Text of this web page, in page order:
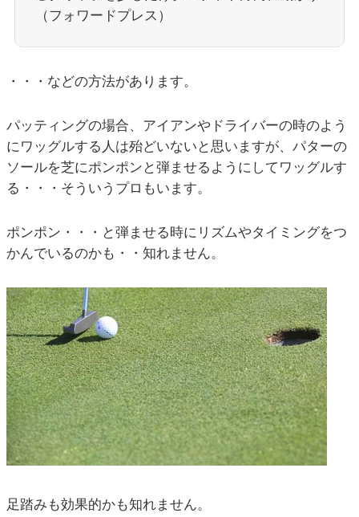
（フォワードプレス）
・・・などの方法があります。
パッティングの場合、アイアンやドライバーの時のよう
にワッグルする人は殆どいないと思いますが、パターの
ソールを芝にポンポンと弾ませるようにしてワッグルす
る・・・そういうプロもいます。
ポンポン・・・と弾ませる時にリズムやタイミングをつ
かんでいるのかも・・知れません。
足踏みも効果的かも知れません。